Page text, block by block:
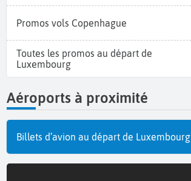
Promos vols Copenhague
Toutes les promos au départ de
Luxembourg
Aéroports à proximité
Billets d’avion au départ de Luxembourg